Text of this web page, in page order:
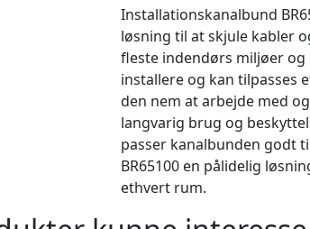
Installationskanalbund
løsning til at skjule kabler
fleste indendørs miljøer
installere og kan tilpasses
den nem at arbejde med
langvarig brug og
passer kanalbunden godt
BR65100 en pålidelig
ethvert rum.